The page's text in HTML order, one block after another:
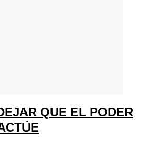
QUE EL PODER